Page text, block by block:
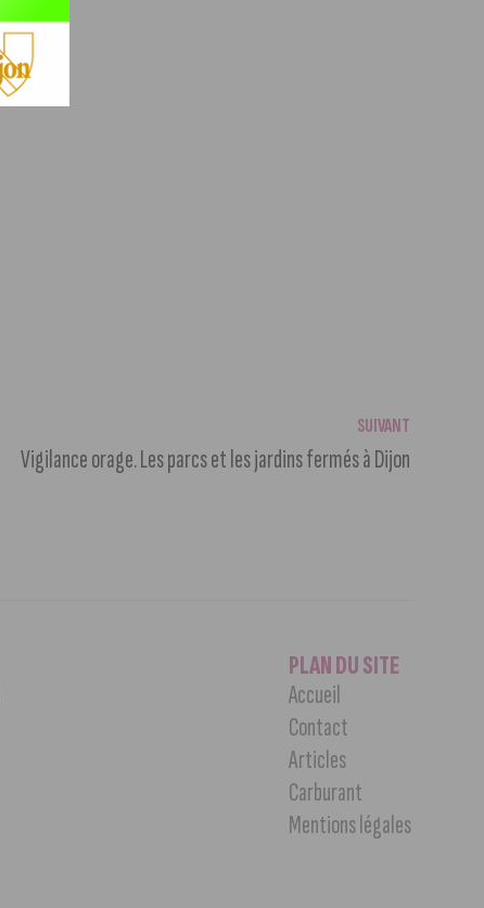
SUIVANT
Vigilance orage. Les parcs et les jardins fermés à Dijon
PLAN DU SITE
Accueil
Contact
Articles
Carburant
Mentions légales